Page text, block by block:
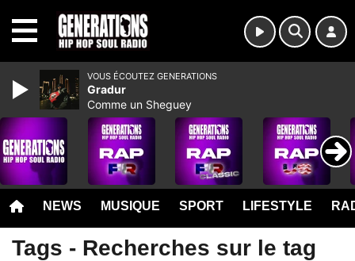
NEWS MUSIQUE SPORT LIFESTYLE
Tags - Recherches sur le tag
VOUS ÉCOUTEZ GENERATIONS
Gradur
Comme un Sheguey